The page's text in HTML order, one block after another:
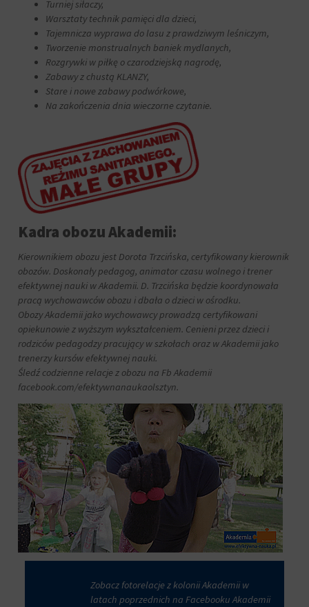
Turniej siłaczy,
Warsztaty technik pamięci dla dzieci,
Tajemnicza wyprawa do lasu z prawdziwym leśniczym,
Tworzenie monstrualnych baniek mydlanych,
Rozgrywki w piłkę o czarodziejską nagrodę,
Zabawy z chustą KLANZY,
Stare i nowe zabawy podwórkowe,
Na zakończenia dnia wieczorne czytanie.
Kadra obozu Akademii:
Kierownikiem obozu jest Dorota Trzcińska, certyfikowany kierownik
obozów. Doskonały pedagog, animator czasu wolnego i trener
efektywnej nauki w Akademii. D. Trzcińska będzie koordynowała
pracą wychowawców obozu i dbała o dzieci w ośrodku.
Obozy Akademii jako wychowawcy prowadzą certyfikowani
opiekunowie z wyższym wykształceniem. Cenieni przez dzieci i
rodziców pedagodzy pracujący w szkołach oraz w Akademii jako
trenerzy kursów efektywnej nauki.
Śledź codzienne relacje z obozu na Fb Akademii
facebook.com/efektywnanaukaolsztyn.
Zobacz fotorelacje z kolonii Akademii w
latach poprzednich na Facebooku Akademii